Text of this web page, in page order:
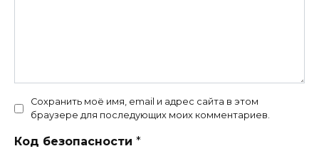
Сохранить моё имя, email и адрес сайта в этом
браузере для последующих моих комментариев.
Код безопасности *